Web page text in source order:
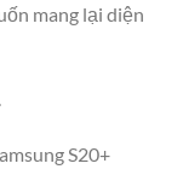
mang lại diện
S20+